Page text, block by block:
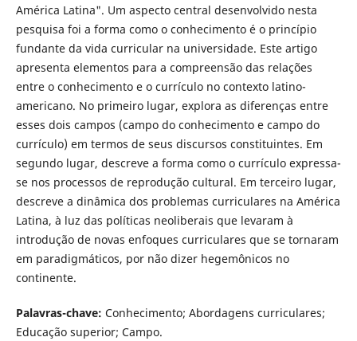
América Latina". Um aspecto central desenvolvido nesta
pesquisa foi a forma como o conhecimento é o princípio
fundante da vida curricular na universidade. Este artigo
apresenta elementos para a compreensão das relações
entre o conhecimento e o currículo no contexto latino-
americano. No primeiro lugar, explora as diferenças entre
esses dois campos (campo do conhecimento e campo do
currículo) em termos de seus discursos constituintes. Em
segundo lugar, descreve a forma como o currículo expressa-
se nos processos de reprodução cultural. Em terceiro lugar,
descreve a dinâmica dos problemas curriculares na América
Latina, à luz das políticas neoliberais que levaram à
introdução de novas enfoques curriculares que se tornaram
em paradigmáticos, por não dizer hegemônicos no
continente.
Palavras-chave: Conhecimento; Abordagens curriculares;
Educação superior; Campo.